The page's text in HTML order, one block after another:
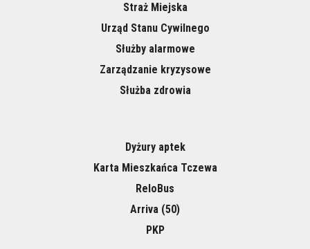
Straż Miejska
Urząd Stanu Cywilnego
Służby alarmowe
Zarządzanie kryzysowe
Służba zdrowia
Dyżury aptek
Karta Mieszkańca Tczewa
ReloBus
Arriva (50)
PKP